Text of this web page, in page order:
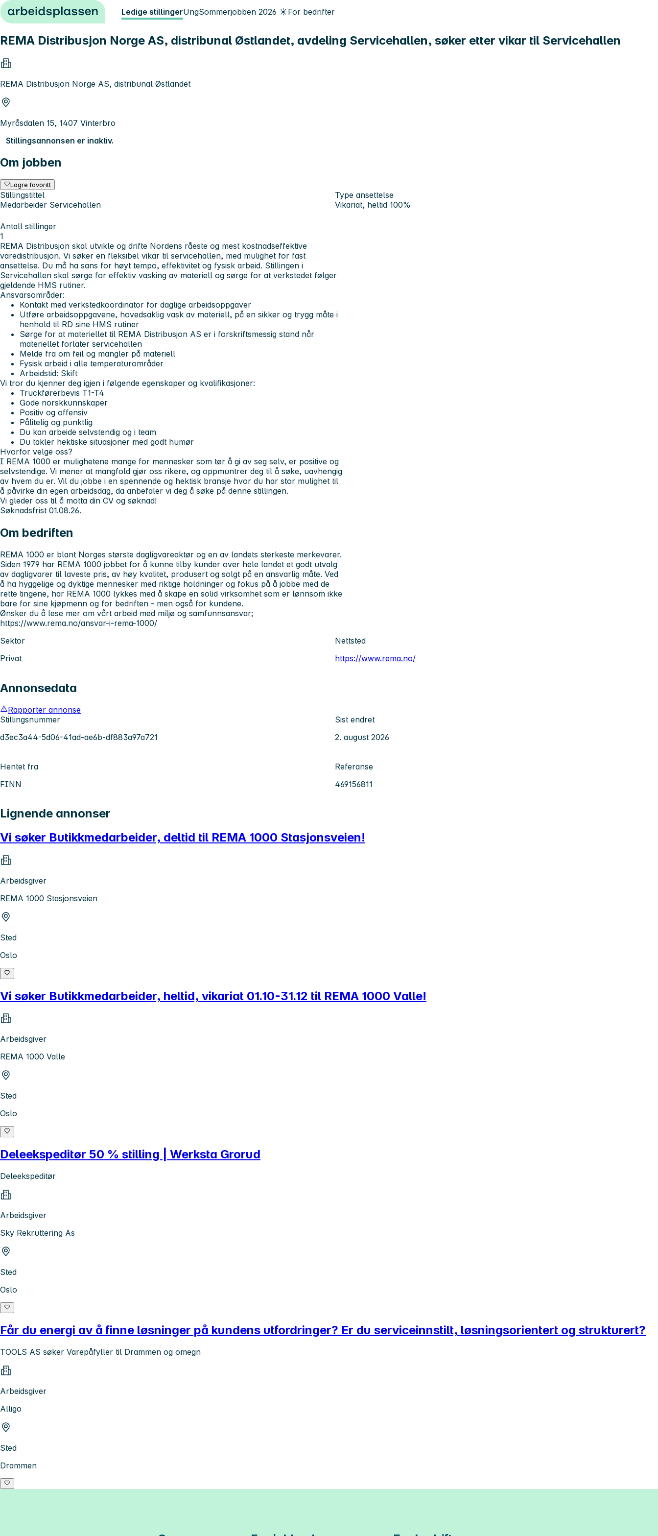
Hopp til innhold Ledige stillingerUngSommerjobben 2026 ☀️For bedrifter
REMA Distribusjon Norge AS, distribunal Østlandet, avdeling Servicehallen, søker etter vikar til Servicehallen
REMA Distribusjon Norge AS, distribunal Østlandet
Myråsdalen 15, 1407 Vinterbro
Stillingsannonsen er inaktiv.
Om jobben
Lagre favoritt
Stillingstittel
Medarbeider Servicehallen
Type ansettelse
Vikariat, heltid 100%
Antall stillinger
1
REMA Distribusjon skal utvikle og drifte Nordens råeste og mest kostnadseffektive
varedistribusjon. Vi søker en fleksibel vikar til servicehallen, med mulighet for fast
ansettelse. Du må ha sans for høyt tempo, effektivitet og fysisk arbeid. Stillingen i
Servicehallen skal sørge for effektiv vasking av materiell og sørge for at verkstedet følger
gjeldende HMS rutiner.
Ansvarsområder:
Kontakt med verkstedkoordinator for daglige arbeidsoppgaver
Utføre arbeidsoppgavene, hovedsaklig vask av materiell, på en sikker og trygg måte i
henhold til RD sine HMS rutiner
Sørge for at materiellet til REMA Distribusjon AS er i forskriftsmessig stand når
materiellet forlater servicehallen
Melde fra om feil og mangler på materiell
Fysisk arbeid i alle temperaturområder
Arbeidstid: Skift
Vi tror du kjenner deg igjen i følgende egenskaper og kvalifikasjoner:
Truckførerbevis T1-T4
Gode norskkunnskaper
Positiv og offensiv
Pålitelig og punktlig
Du kan arbeide selvstendig og i team
Du takler hektiske situasjoner med godt humør
Hvorfor velge oss?
I REMA 1000 er mulighetene mange for mennesker som tør å gi av seg selv, er positive og
selvstendige. Vi mener at mangfold gjør oss rikere, og oppmuntrer deg til å søke, uavhengig
av hvem du er. Vil du jobbe i en spennende og hektisk bransje hvor du har stor mulighet til
å påvirke din egen arbeidsdag, da anbefaler vi deg å søke på denne stillingen.
Vi gleder oss til å motta din CV og søknad!
Søknadsfrist 01.08.26.
Om bedriften
REMA 1000 er blant Norges største dagligvareaktør og en av landets sterkeste merkevarer.
Siden 1979 har REMA 1000 jobbet for å kunne tilby kunder over hele landet et godt utvalg
av dagligvarer til laveste pris, av høy kvalitet, produsert og solgt på en ansvarlig måte. Ved
å ha hyggelige og dyktige mennesker med riktige holdninger og fokus på å jobbe med de
rette tingene, har REMA 1000 lykkes med å skape en solid virksomhet som er lønnsom ikke
bare for sine kjøpmenn og for bedriften - men også for kundene.
Ønsker du å lese mer om vårt arbeid med miljø og samfunnsansvar;
https://www.rema.no/ansvar-i-rema-1000/
Sektor
Privat
Nettsted
https://www.rema.no/
Annonsedata
Rapporter annonse
Stillingsnummer
d3ec3a44-5d06-41ad-ae6b-df883a97a721
Sist endret
2. august 2026
Hentet fra
FINN
Referanse
469156811
Lignende annonser
Vi søker Butikkmedarbeider, deltid til REMA 1000 Stasjonsveien!
Arbeidsgiver
REMA 1000 Stasjonsveien
Sted
Oslo
Vi søker Butikkmedarbeider, heltid, vikariat 01.10-31.12 til REMA 1000 Valle!
Arbeidsgiver
REMA 1000 Valle
Sted
Oslo
Deleekspeditør 50 % stilling | Werksta Grorud
Deleekspeditør
Arbeidsgiver
Sky Rekruttering As
Sted
Oslo
Får du energi av å finne løsninger på kundens utfordringer? Er du serviceinnstilt, løsningsorientert og strukturert?
TOOLS AS søker Varepåfyller til Drammen og omegn
Arbeidsgiver
Alligo
Sted
Drammen